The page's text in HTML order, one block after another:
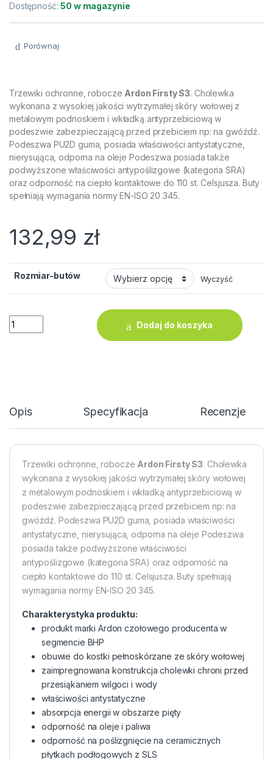
Dostępność:50 w magazynie
Porównaj
Trzewiki ochronne, robocze Ardon Firsty S3. Cholewka
wykonana z wysokiej jakości wytrzymałej skóry wołowej z
metalowym podnoskiem i wkładką antyprzebiciową w
podeszwie zabezpieczającą przed przebiciem np: na gwóźdź.
Podeszwa PU2D guma, posiada właściwości antystatyczne,
nierysująca, odporna na oleje Podeszwa posiada także
podwyższone właściwości antypoślizgowe (kategoria SRA)
oraz odporność na ciepło kontaktowe do 110 st. Celsjusza. Buty
spełniają wymagania normy EN-ISO 20 345.
132,99 zł
Rozmiar-butów Wyczyść
ilość Ardon Firsty S3 Trzewiki Buty Ochronne z Podnoskiem
Dodaj do koszyka
Opis Specyfikacja Recenzje
Trzewiki ochronne, robocze Ardon Firsty S3. Cholewka
wykonana z wysokiej jakości wytrzymałej skóry wołowej
z metalowym podnoskiem i wkładką antyprzebiciową w
podeszwie zabezpieczającą przed przebiciem np: na
gwóźdź. Podeszwa PU2D guma, posiada właściwości
antystatyczne, nierysująca, odporna na oleje Podeszwa
posiada także podwyższone właściwości
antypoślizgowe (kategoria SRA) oraz odporność na
ciepło kontaktowe do 110 st. Celsjusza. Buty spełniają
wymagania normy EN-ISO 20 345.
Charakterystyka produktu:
produkt marki Ardon czołowego producenta w
segmencie BHP
obuwie do kostki pełnoskórzane ze skóry wołowej
zaimpregnowana konstrukcja cholewki chroni przed
przesiąkaniem wilgoci i wody
właściwości antystatyczne
absorpcja energii w obszarze pięty
odporność na oleje i paliwa
odporność na poślizgnięcie na ceramicznych
płytkach podłogowych z SLS